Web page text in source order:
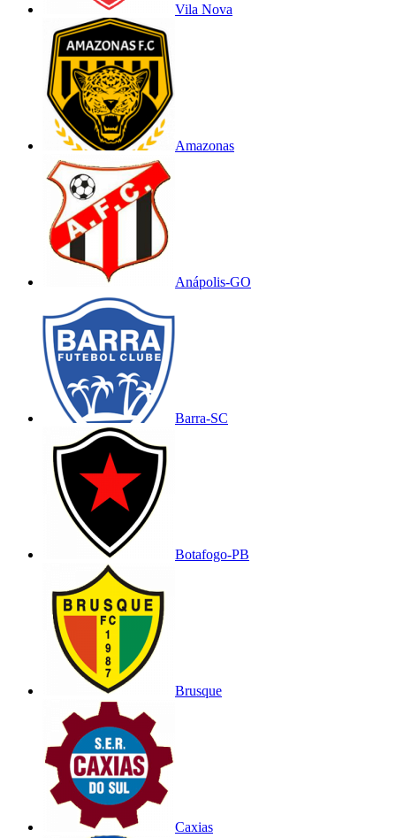
Vila Nova
Amazonas
Anápolis-GO
Barra-SC
Botafogo-PB
Brusque
Caxias